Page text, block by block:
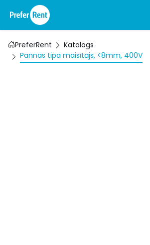
PreferRent
Katalogs
Pannas tipa maisītājs, <8mm, 400V